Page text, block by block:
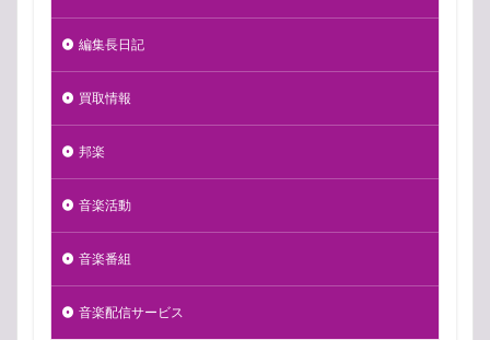
編集長日記
買取情報
邦楽
音楽活動
音楽番組
音楽配信サービス